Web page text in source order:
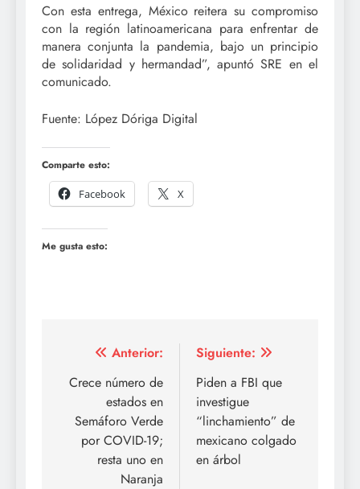
Con esta entrega, México reitera su compromiso
con la región latinoamericana para enfrentar de
manera conjunta la pandemia, bajo un principio
de solidaridad y hermandad”, apuntó SRE en el
comunicado.
Fuente: López Dóriga Digital
Comparte esto:
Facebook
X
Me gusta esto:
Navegación
de
entradas
Anterior:
Crece número de
estados en
Semáforo Verde
por COVID-19;
resta uno en
Naranja
Siguiente:
Piden a FBI que
investigue
“linchamiento” de
mexicano colgado
en árbol